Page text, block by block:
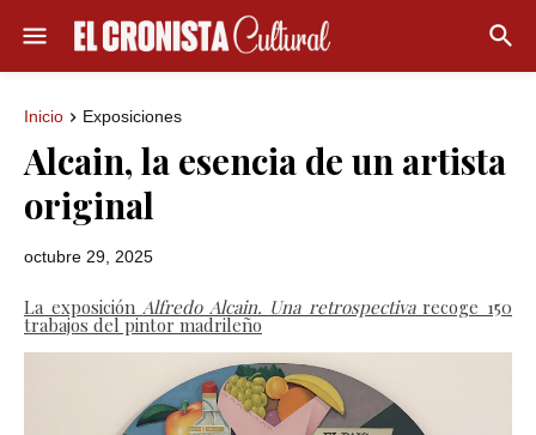
Inicio Exposiciones
Alcain, la esencia de un artista
original
octubre 29, 2025
La exposiciónAlfredo Alcain. Una retrospectivarecoge 150
trabajos del pintor madrileño